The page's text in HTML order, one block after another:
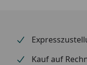
Material & Farbe
Material:
Kauf auf